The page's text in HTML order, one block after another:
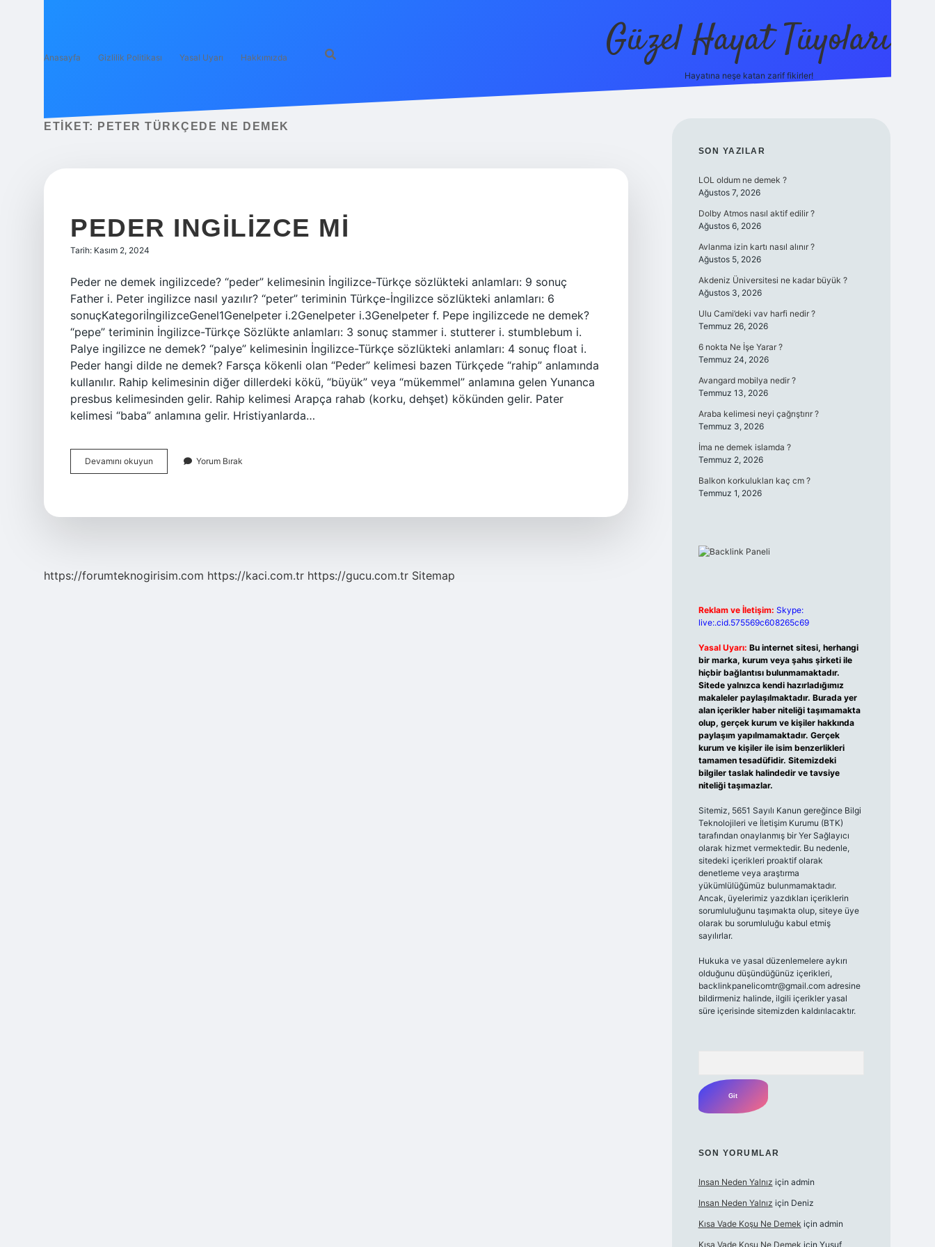
Anasayfa Gizlilik Politikası Yasal Uyarı Hakkımızda Güzel Hayat Tüyoları
Hayatına neşe katan zarif fikirler!
ETIKET: PETER TÜRKÇEDE NE DEMEK
PEDER INGILIZCE MI
Tarih: Kasım 2, 2024
Peder ne demek ingilizcede? “peder” kelimesinin İngilizce-Türkçe sözlükteki anlamları: 9 sonuç
Father i. Peter ingilizce nasıl yazılır? “peter” teriminin Türkçe-İngilizce sözlükteki anlamları: 6
sonuçKategoriİngilizceGenel1Genelpeter i.2Genelpeter i.3Genelpeter f. Pepe ingilizcede ne demek?
“pepe” teriminin İngilizce-Türkçe Sözlükte anlamları: 3 sonuç stammer i. stutterer i. stumblebum i.
Palye ingilizce ne demek? “palye” kelimesinin İngilizce-Türkçe sözlükteki anlamları: 4 sonuç float i.
Peder hangi dilde ne demek? Farsça kökenli olan “Peder” kelimesi bazen Türkçede “rahip” anlamında
kullanılır. Rahip kelimesinin diğer dillerdeki kökü, “büyük” veya “mükemmel” anlamına gelen Yunanca
presbus kelimesinden gelir. Rahip kelimesi Arapça rahab (korku, dehşet) kökünden gelir. Pater
kelimesi “baba” anlamına gelir. Hristiyanlarda…
Devamını okuyun
Ingilizce
Yorum Bırak
https://forumteknogirisim.com https://kaci.com.tr https://gucu.com.tr Sitemap
SIDEBAR
SON YAZILAR
LOL oldum ne demek ?
Ağustos 7, 2026
Dolby Atmos nasıl aktif edilir ?
Ağustos 6, 2026
Avlanma izin kartı nasıl alınır ?
Ağustos 5, 2026
Akdeniz Üniversitesi ne kadar büyük ?
Ağustos 3, 2026
Ulu Cami’deki vav harfi nedir ?
Temmuz 26, 2026
6 nokta Ne İşe Yarar ?
Temmuz 24, 2026
Avangard mobilya nedir ?
Temmuz 13, 2026
Araba kelimesi neyi çağrıştırır ?
Temmuz 3, 2026
İma ne demek islamda ?
Temmuz 2, 2026
Balkon korkulukları kaç cm ?
Temmuz 1, 2026
Reklam ve İletişim: Skype:
live:.cid.575569c608265c69
Yasal Uyarı: Bu internet sitesi, herhangi
bir marka, kurum veya şahıs şirketi ile
hiçbir bağlantısı bulunmamaktadır.
Sitede yalnızca kendi hazırladığımız
makaleler paylaşılmaktadır. Burada yer
alan içerikler haber niteliği taşımamakta
olup, gerçek kurum ve kişiler hakkında
paylaşım yapılmamaktadır. Gerçek
kurum ve kişiler ile isim benzerlikleri
tamamen tesadüfidir. Sitemizdeki
bilgiler taslak halindedir ve tavsiye
niteliği taşımazlar.
Sitemiz, 5651 Sayılı Kanun gereğince Bilgi
Teknolojileri ve İletişim Kurumu (BTK)
tarafından onaylanmış bir Yer Sağlayıcı
olarak hizmet vermektedir. Bu nedenle,
sitedeki içerikleri proaktif olarak
denetleme veya araştırma
yükümlülüğümüz bulunmamaktadır.
Ancak, üyelerimiz yazdıkları içeriklerin
sorumluluğunu taşımakta olup, siteye üye
olarak bu sorumluluğu kabul etmiş
sayılırlar.
Hukuka ve yasal düzenlemelere aykırı
olduğunu düşündüğünüz içerikleri,
backlinkpanelicomtr@gmail.comadresine
bildirmeniz halinde, ilgili içerikler yasal
süre içerisinde sitemizden kaldırılacaktır.
SON YORUMLAR
Insan Neden Yalnız için admin
Insan Neden Yalnız için Deniz
Kısa Vade Koşu Ne Demek için admin
Kısa Vade Koşu Ne Demek için Yusuf